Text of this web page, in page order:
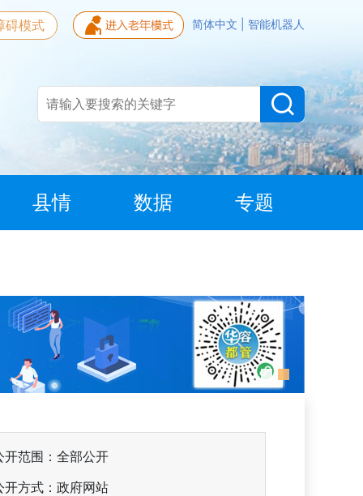
简体中文 智能机器人
碍模式
县情 数据 专题
开范围：全部公开
开方式：政府网站